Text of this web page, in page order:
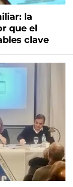
la
que el
clave